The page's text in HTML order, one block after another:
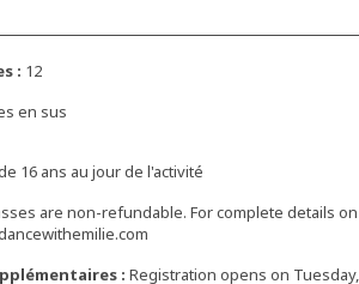
: 12
en sus
16 ans au jour de l'activité
are non-refundable. For complete details on
: Registration opens on Tuesday,